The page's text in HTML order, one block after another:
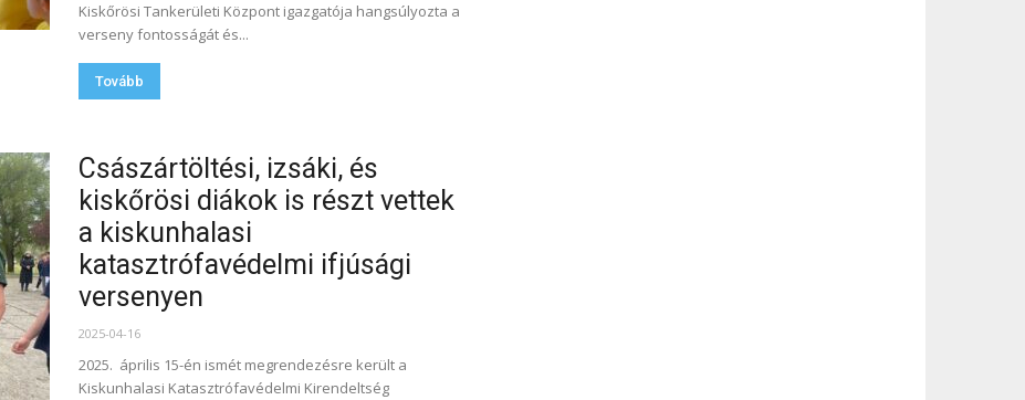
Kiskőrösi Tankerületi Központ igazgatója hangsúlyozta a
verseny fontosságát és...
Tovább
Császártöltési, izsáki, és
kiskőrösi diákok is részt vettek
a kiskunhalasi
katasztrófavédelmi ifjúsági
versenyen
2025-04-16
2025. április 15-én ismét megrendezésre került a
Kiskunhalasi Katasztrófavédelmi Kirendeltség